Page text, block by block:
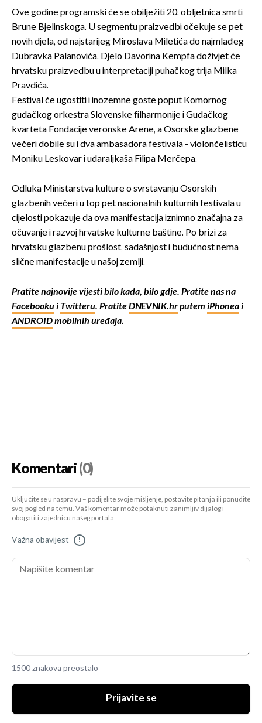
Ove godine programski će se obilježiti 20. obljetnica smrti
Brune Bjelinskoga. U segmentu praizvedbi očekuje se pet
novih djela, od najstarijeg Miroslava Miletića do najmlađeg
Dubravka Palanovića. Djelo Davorina Kempfa doživjet će
hrvatsku praizvedbu u interpretaciji puhačkog trija Milka
Pravdića.
Festival će ugostiti i inozemne goste poput Komornog
gudačkog orkestra Slovenske filharmonije i Gudačkog
kvarteta Fondacije veronske Arene, a Osorske glazbene
večeri dobile su i dva ambasadora festivala - violončelisticu
Moniku Leskovar i udaraljkaša Filipa Merčepa.
Odluka Ministarstva kulture o svrstavanju Osorskih
glazbenih večeri u top pet nacionalnih kulturnih festivala u
cijelosti pokazuje da ova manifestacija iznimno značajna za
očuvanje i razvoj hrvatske kulturne baštine. Po brizi za
hrvatsku glazbenu prošlost, sadašnjost i budućnost nema
slične manifestacije u našoj zemlji.
Pratite najnovije vijesti bilo kada, bilo gdje. Pratite nas na
Facebookui Twitteru. PratiteDNEVNIK.hrputem iPhoneai
ANDROIDmobilnih uređaja.
Komentari(0)
Uključite se u raspravu – podijelite svoje mišljenje, postavite pitanja ili ponudite
svoj pogled na temu. Vaš komentar može potaknuti zanimljiv dijalog i
obogatiti zajednicu našeg portala.
Važna obavijest !
1500 znakova preostalo
Prijavite se